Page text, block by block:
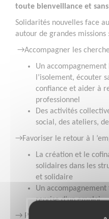
toute bienveillance et
Solidarités nouvelles face
autour de grandes missions :
→Accompagner les
Un
l’isolement, écouter
confiance et aider à
professionnel
Des activités
social, des ateliers,
→Favoriser le retour à l
La création et le
solidaires dans les
et solidaire
Un
reprise d’un emploi
→ Prendre position